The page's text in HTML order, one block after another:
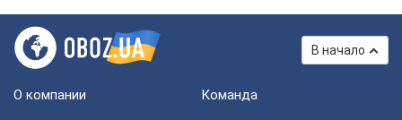
В начало
О компании Команда